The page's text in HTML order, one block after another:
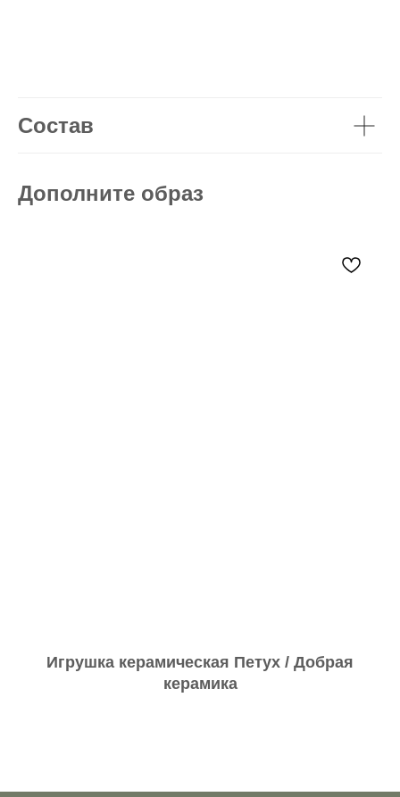
Состав
Дополните образ
Игрушка керамическая Петух / Добрая
керамика